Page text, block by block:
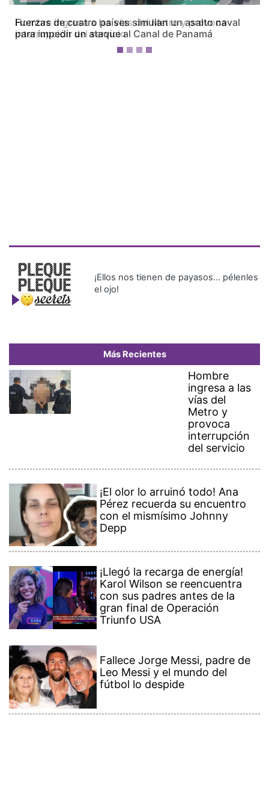
Hombre ingresa a las vías del Metro y provoca
interrupción del servicio
¡Ellos nos tienen de payasos… pélenles
el ojo!
Más Recientes
Hombre
ingresa a las
vías del
Metro y
provoca
interrupción
del servicio
¡El olor lo arruinó todo! Ana
Pérez recuerda su encuentro
con el mismísimo Johnny
Depp
¡Llegó la recarga de energía!
Karol Wilson se reencuentra
con sus padres antes de la
gran final de Operación
Triunfo USA
Fallece Jorge Messi, padre de
Leo Messi y el mundo del
fútbol lo despide